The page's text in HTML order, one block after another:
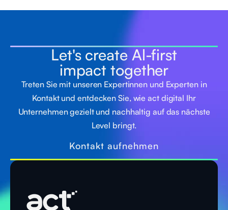
Let's create Al-first
impact together
Treten Sie mit unseren Expertinnen und Experten in
Kontakt und entdecken Sie, wie act digital Ihr
Unternehmen gezielt und nachhaltig auf das nächste
Level bringt.
Kontakt aufnehmen